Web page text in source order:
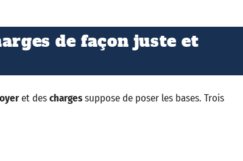
de façon juste et
et deschargessuppose de poser les bases. Trois